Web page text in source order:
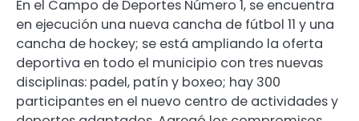
En el Campo de Deportes Número 1, se encuentra
en ejecución una nueva cancha de fútbol 11 y una
cancha de hockey; se está ampliando la oferta
deportiva en todo el municipio con tres nuevas
disciplinas: padel, patín y boxeo; hay 300
participantes en el nuevo centro de actividades y